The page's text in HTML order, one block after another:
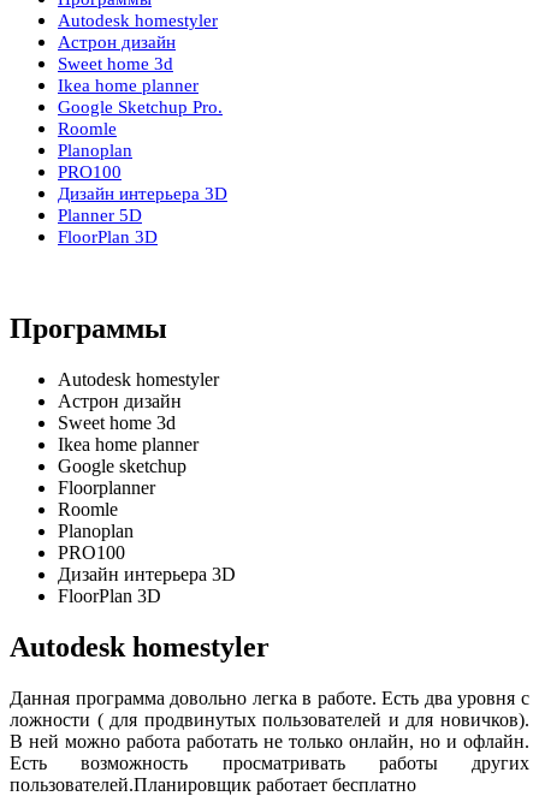
Autodesk homestyler
Астрон дизайн
Sweet home 3d
Ikea home planner
Google Sketchup Pro.
Roomle
Planoplan
PRO100
Дизайн интерьера 3D
Planner 5D
FloorPlan 3D
Программы
Autodesk homestyler
Астрон дизайн
Sweet home 3d
Ikea home planner
Google sketchup
Floorplanner
Roomle
Planoplan
PRO100
Дизайн интерьера 3D
FloorPlan 3D
Autodesk homestyler
Данная программа довольно легка в работе. Есть два уровня с
ложности ( для продвинутых пользователей и для новичков).
В ней можно работа работать не только онлайн, но и офлайн.
Есть возможность просматривать работы других
пользователей.Планировщик работает бесплатно